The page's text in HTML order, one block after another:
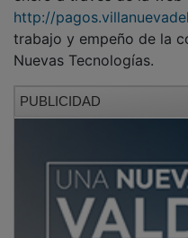
http://
trabajo y empeño de la
Nuevas Tecnologías.